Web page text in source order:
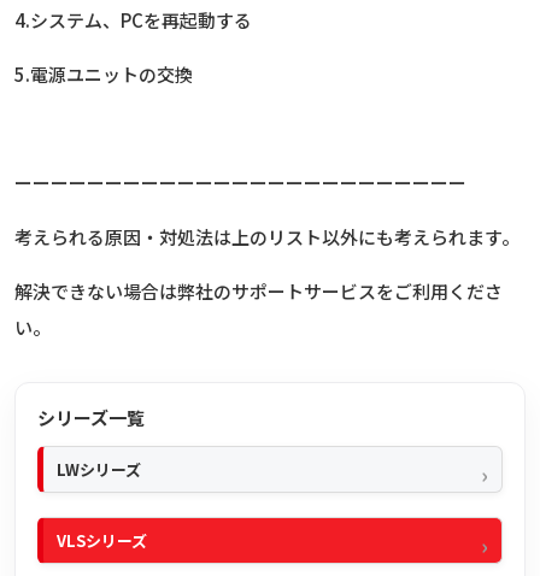
4.システム、PCを再起動する
5.電源ユニットの交換
ーーーーーーーーーーーーーーーーーーーーーーーーー
考えられる原因・対処法は上のリスト以外にも考えられます。
解決できない場合は弊社のサポートサービスをご利用くださ
い。
シリーズ一覧
LWシリーズ
VLSシリーズ